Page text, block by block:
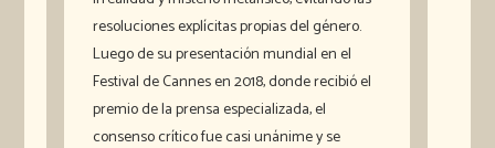
resoluciones explícitas propias del género.
Luego de su presentación mundial en el
Festival de Cannes en 2018, donde recibió el
premio de la prensa especializada, el
consenso crítico fue casi unánime y se